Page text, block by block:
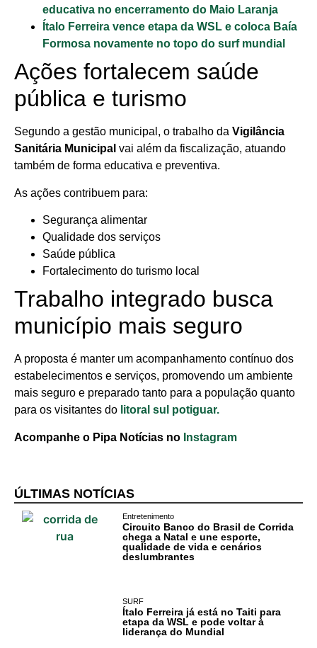
educativa no encerramento do Maio Laranja
Ítalo Ferreira vence etapa da WSL e coloca Baía
Formosa novamente no topo do surf mundial
Ações fortalecem saúde
pública e turismo
Segundo a gestão municipal, o trabalho da Vigilância
Sanitária Municipal vai além da fiscalização, atuando
também de forma educativa e preventiva.
As ações contribuem para:
Segurança alimentar
Qualidade dos serviços
Saúde pública
Fortalecimento do turismo local
Trabalho integrado busca
município mais seguro
A proposta é manter um acompanhamento contínuo dos
estabelecimentos e serviços, promovendo um ambiente
mais seguro e preparado tanto para a população quanto
para os visitantes do litoral sul potiguar.
Acompanhe o Pipa Notícias no Instagram
ÚLTIMAS NOTÍCIAS
Entretenimento
Circuito Banco do Brasil de Corrida
chega a Natal e une esporte,
qualidade de vida e cenários
deslumbrantes
SURF
Ítalo Ferreira já está no Taiti para
etapa da WSL e pode voltar à
liderança do Mundial